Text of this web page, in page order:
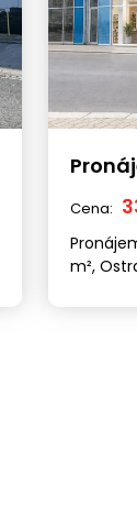
Cena:
m²,